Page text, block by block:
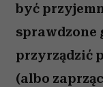
być
sprawdzone
przyrządzić
(albo